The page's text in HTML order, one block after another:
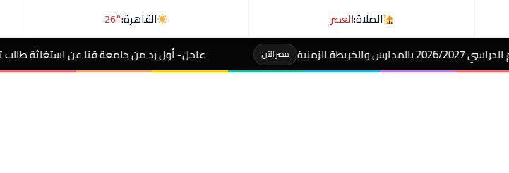
الصلاة:العصر القاهرة:26°
مصر الآن عاجل- أول رد من جامعة قنا عن استغاثة طالب تربية من عدم تعيينه